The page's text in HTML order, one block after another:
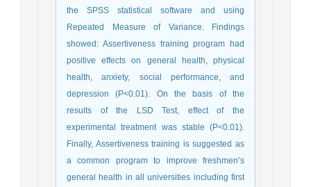
the SPSS statistical software and using
Repeated Measure of Variance. Findings
showed: Assertiveness training program had
positive effects on general health, physical
health, anxiety, social performance, and
depression (P<0.01). On the basis of the
results of the LSD Test, effect of the
experimental treatment was stable (P<0.01).
Finally, Assertiveness training is suggested as
a common program to improve freshmen’s
general health in all universities including first